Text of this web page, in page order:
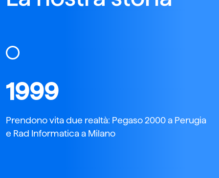
1999
Prendono vita due realtà: Pegaso 2000 a Perugia
e Rad Informatica a Milano